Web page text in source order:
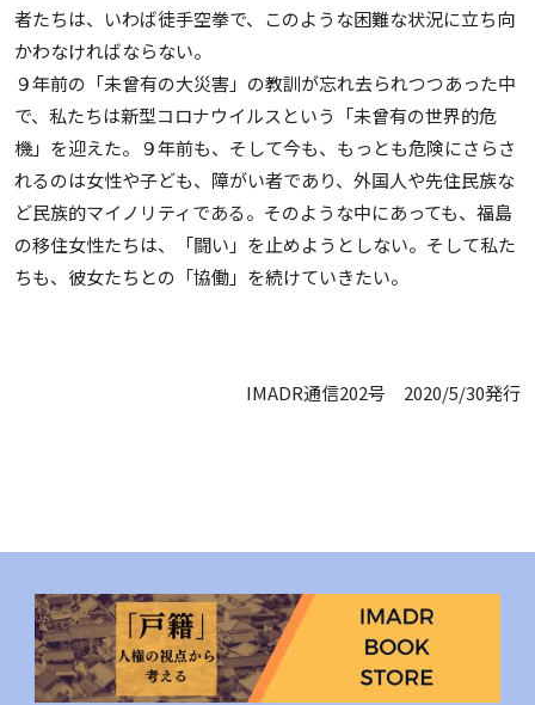
者たちは、いわば徒手空拳で、このような困難な状況に立ち向
かわなければならない。
９年前の「未曾有の大災害」の教訓が忘れ去られつつあった中
で、私たちは新型コロナウイルスという「未曾有の世界的危
機」を迎えた。９年前も、そして今も、もっとも危険にさらさ
れるのは女性や子ども、障がい者であり、外国人や先住民族な
ど民族的マイノリティである。そのような中にあっても、福島
の移住女性たちは、「闘い」を止めようとしない。そして私た
ちも、彼女たちとの「協働」を続けていきたい。
IMADR通信202号 2020/5/30発行